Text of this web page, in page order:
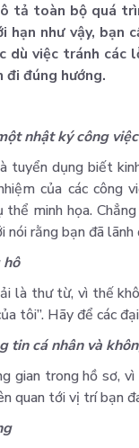
tả toàn bộ quá
hạn như vậy, bạn
dù việc tránh các
đi đúng hướng.
nhật ký công
tuyển dụng biết
của các công
thể minh họa.
rằng bạn đã lãnh
là thư từ, vì thế
tôi”. Hãy để các
tin cá nhân và
gian trong hồ sơ,
quan tới vị trí bạn